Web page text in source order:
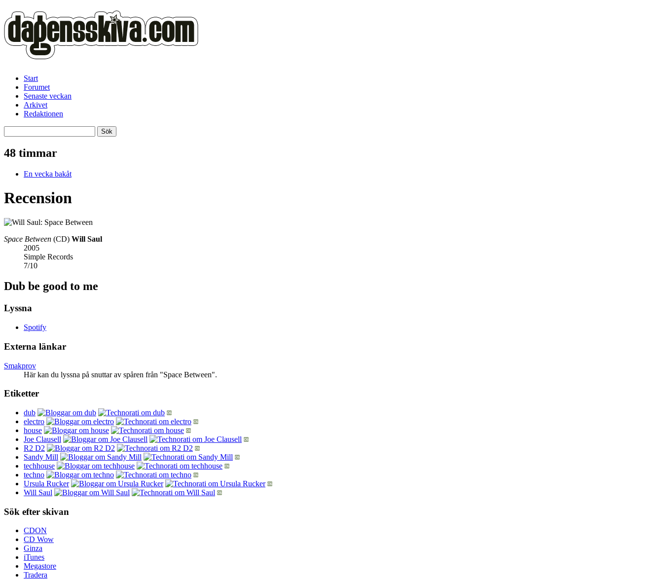
Start
Forumet
Senaste veckan
Arkivet
Redaktionen
48 timmar
En vecka bakåt
Recension
Space Between (CD) Will Saul
2005
Simple Records
7/10
Dub be good to me
Lyssna
Spotify
Externa länkar
Smakprov
Här kan du lyssna på snuttar av spåren från "Space Between".
Etiketter
dub
electro
house
Joe Clausell
R2 D2
Sandy Mill
techhouse
techno
Ursula Rucker
Will Saul
Sök efter skivan
CDON
CD Wow
Ginza
iTunes
Megastore
Tradera